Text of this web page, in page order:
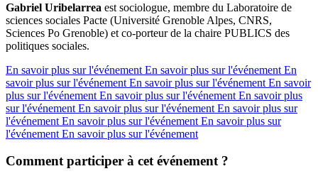
Gabriel Uribelarrea est sociologue, membre du Laboratoire de
sciences sociales Pacte (Université Grenoble Alpes, CNRS,
Sciences Po Grenoble) et co-porteur de la chaire PUBLICS des
politiques sociales.
En savoir plus sur l'événement En savoir plus sur l'événement En
savoir plus sur l'événement En savoir plus sur l'événement En savoir
plus sur l'événement En savoir plus sur l'événement En savoir plus
sur l'événement En savoir plus sur l'événement En savoir plus sur
l'événement En savoir plus sur l'événement En savoir plus sur
l'événement En savoir plus sur l'événement
Comment participer à cet événement ?